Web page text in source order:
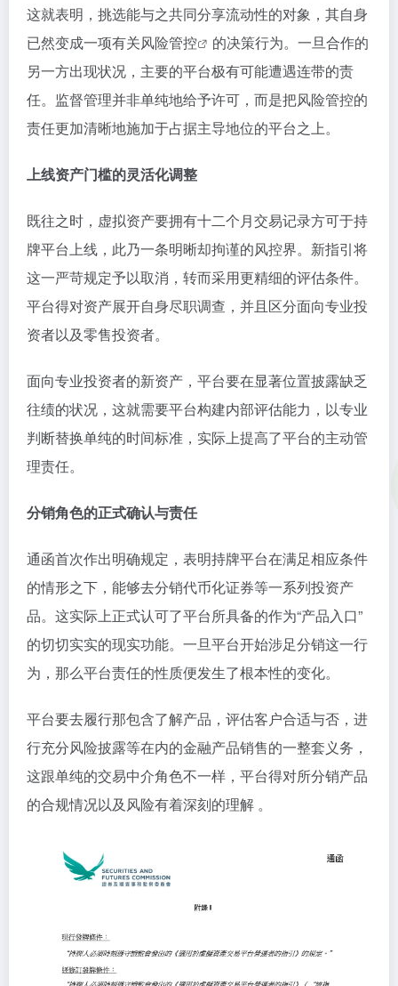
这就表明，挑选能与之共同分享流动性的对象，其自身
已然变成一项有关风险管控
的决策行为。一旦合作的
另一方出现状况，主要的平台极有可能遭遇连带的责
任。监督管理并非单纯地给予许可，而是把风险管控的
责任更加清晰地施加于占据主导地位的平台之上。
上线资产门槛的灵活化调整
既往之时，虚拟资产要拥有十二个月交易记录方可于持
牌平台上线，此乃一条明晰却拘谨的风控界。新指引将
这一严苛规定予以取消，转而采用更精细的评估条件。
平台得对资产展开自身尽职调查，并且区分面向专业投
资者以及零售投资者。
面向专业投资者的新资产，平台要在显著位置披露缺乏
往绩的状况，这就需要平台构建内部评估能力，以专业
判断替换单纯的时间标准，实际上提高了平台的主动管
理责任。
分销角色的正式确认与责任
通函首次作出明确规定，表明持牌平台在满足相应条件
的情形之下，能够去分销代币化证券等一系列投资产
品。这实际上正式认可了平台所具备的作为“产品入口”
的切切实实的现实功能。一旦平台开始涉足分销这一行
为，那么平台责任的性质便发生了根本性的变化。
平台要去履行那包含了解产品，评估客户合适与否，进
行充分风险披露等在内的金融产品销售的一整套义务，
这跟单纯的交易中介角色不一样，平台得对所分销产品
的合规情况以及风险有着深刻的理解 。